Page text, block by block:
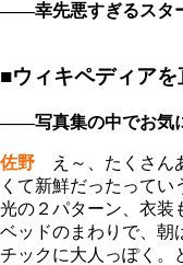
――幸先悪すぎるスタ
■ウィキペディアを
――写真集の中でお気
佐野 え～、たくさん
くて新鮮だったって
光の２パターン、衣装
ベッドのまわりで、朝
チックに大人っぽく。